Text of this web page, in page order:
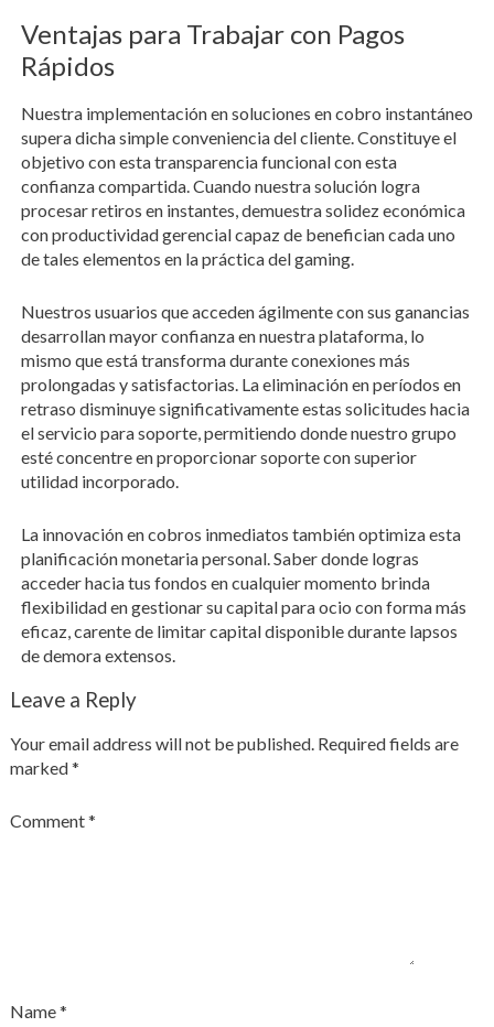
Ventajas para Trabajar con Pagos
Rápidos
Nuestra implementación en soluciones en cobro instantáneo
supera dicha simple conveniencia del cliente. Constituye el
objetivo con esta transparencia funcional con esta
confianza compartida. Cuando nuestra solución logra
procesar retiros en instantes, demuestra solidez económica
con productividad gerencial capaz de benefician cada uno
de tales elementos en la práctica del gaming.
Nuestros usuarios que acceden ágilmente con sus ganancias
desarrollan mayor confianza en nuestra plataforma, lo
mismo que está transforma durante conexiones más
prolongadas y satisfactorias. La eliminación en períodos en
retraso disminuye significativamente estas solicitudes hacia
el servicio para soporte, permitiendo donde nuestro grupo
esté concentre en proporcionar soporte con superior
utilidad incorporado.
La innovación en cobros inmediatos también optimiza esta
planificación monetaria personal. Saber donde logras
acceder hacia tus fondos en cualquier momento brinda
flexibilidad en gestionar su capital para ocio con forma más
eficaz, carente de limitar capital disponible durante lapsos
de demora extensos.
Leave a Reply
Your email address will not be published. Required fields are
marked*
Comment*
Name*